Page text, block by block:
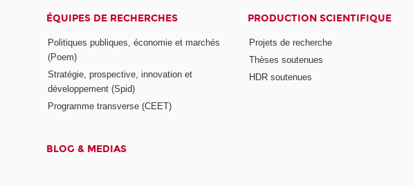
ÉQUIPES DE RECHERCHES
Politiques publiques, économie et marchés
(Poem)
Stratégie, prospective, innovation et
développement (Spid)
Programme transverse (CEET)
PRODUCTION SCIENTIFIQUE
Projets de recherche
Thèses soutenues
HDR soutenues
BLOG & MEDIAS